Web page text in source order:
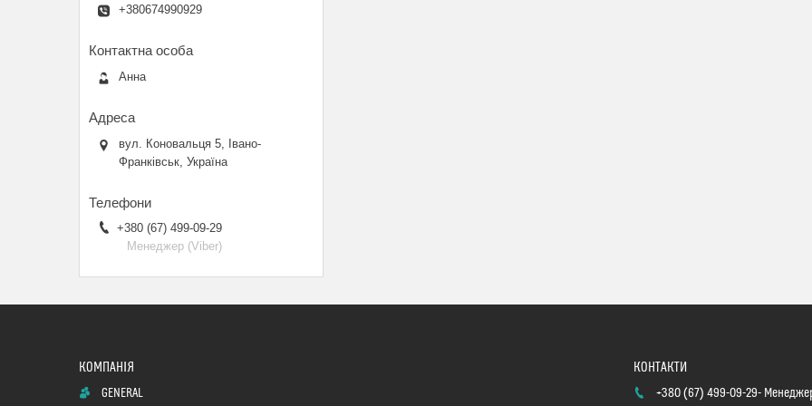
+380674990929
Анна
вул. Коновальця 5, Івано-
Франківськ, Україна
+380 (67) 499-09-29
Менеджер (Viber)
GENERAL +380 (67) 499-09-29